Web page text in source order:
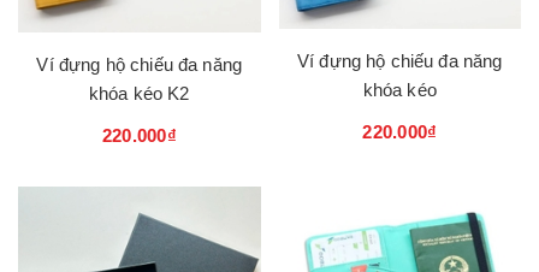
Ví đựng hộ chiếu đa năng
khóa kéo K2
220.000₫
Ví đựng hộ chiếu đa năng
khóa kéo
220.000₫